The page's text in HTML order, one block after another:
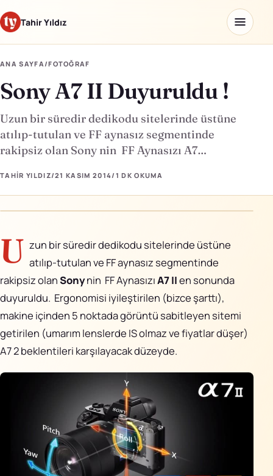
Tahir Yıldız
Ana sayfa
Blog
Hakkımda
Kaydettiklerim
Yapay Zeka Okulu
AiPixo
Movioo
İletişim
Instagram
LinkedIn
YouTube
ANA SAYFA/FOTOĞRAF
Sony A7 II Duyuruldu !
Uzun bir süredir dedikodu sitelerinde üstüne
atılıp-tutulan ve FF aynasız segmentinde
rakipsiz olan Sony nin FF Aynasızı A7…
TAHIR YILDIZ/21 KASIM 2014/ 1 DK OKUMA
U zun bir süredir dedikodu sitelerinde üstüne
atılıp-tutulan ve FF aynasız segmentinde
rakipsiz olanSonynin FF AynasızıA7 IIen sonunda
duyuruldu. Ergonomisi iyileştirilen (bizce şarttı),
makine içinden 5 noktada görüntü sabitleyen sitemi
getirilen (umarım lenslerde IS olmaz ve fiyatlar düşer)
A7 2 beklentileri karşılayacak düzeyde.